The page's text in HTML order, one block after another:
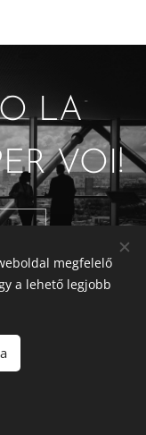
LA
VOI!
Iroda
megfelelő
a lehető legjobb